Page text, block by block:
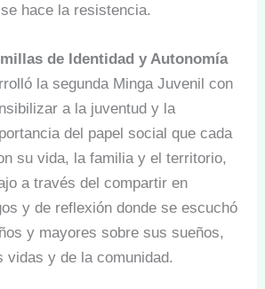
hace la resistencia.
de Identidad y Autonomía
la segunda Minga Juvenil con
a la juventud y la
del papel social que cada
su vida, la familia y el territorio,
a través del compartir en
y de reflexión donde se escuchó
y mayores sobre sus sueños,
vidas y de la comunidad.